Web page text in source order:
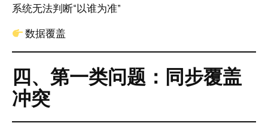
系统无法判断“以谁为准”
数据覆盖
四、第一类问题：同步覆盖
冲突